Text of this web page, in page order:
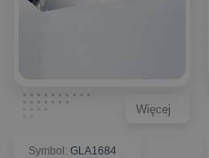
Więcej
Symbol: GLA1684